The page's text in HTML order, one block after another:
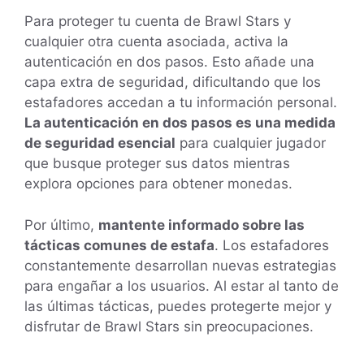
Para proteger tu cuenta de Brawl Stars y
cualquier otra cuenta asociada, activa la
autenticación en dos pasos. Esto añade una
capa extra de seguridad, dificultando que los
estafadores accedan a tu información personal.
La autenticación en dos pasos es una medida
de seguridad esencial para cualquier jugador
que busque proteger sus datos mientras
explora opciones para obtener monedas.
Por último, mantente informado sobre las
tácticas comunes de estafa. Los estafadores
constantemente desarrollan nuevas estrategias
para engañar a los usuarios. Al estar al tanto de
las últimas tácticas, puedes protegerte mejor y
disfrutar de Brawl Stars sin preocupaciones.